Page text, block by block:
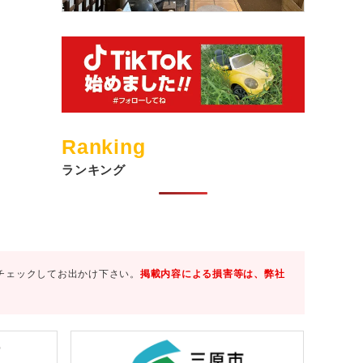
Ranking
ランキング
ェックしてお出かけ下さい。 掲載内容による損害等は、弊社